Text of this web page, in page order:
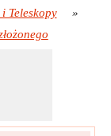
Teleskopy
»